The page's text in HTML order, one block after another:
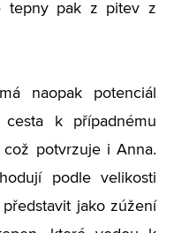
tepny pak z pitev z
naopak potenciál
k případnému
potvrzuje i Anna.
podle velikosti
jako zúžení